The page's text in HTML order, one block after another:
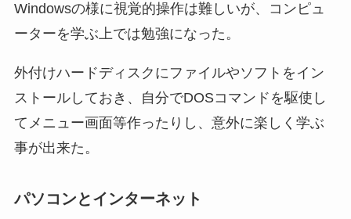
Windowsの様に視覚的操作は難しいが、コンピュ
ーターを学ぶ上では勉強になった。
外付けハードディスクにファイルやソフトをイン
ストールしておき、自分でDOSコマンドを駆使し
てメニュー画面等作ったりし、意外に楽しく学ぶ
事が出来た。
パソコンとインターネット